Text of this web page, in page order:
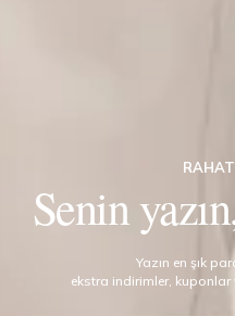
Senin
Yazın en şık
ekstra indirimler,